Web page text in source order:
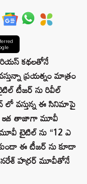
కథలతోనే
ప్రయత్నం మాత్రం
టీజర్ ను రివీల్
లో వస్తున్న ఈ సినిమాపై
ఇక తాజాగా మూవీ
టైటిల్ ను “12 ఎ
ఈ టీజర్ ను కూడా
హర్రర్ మూవీతోనే